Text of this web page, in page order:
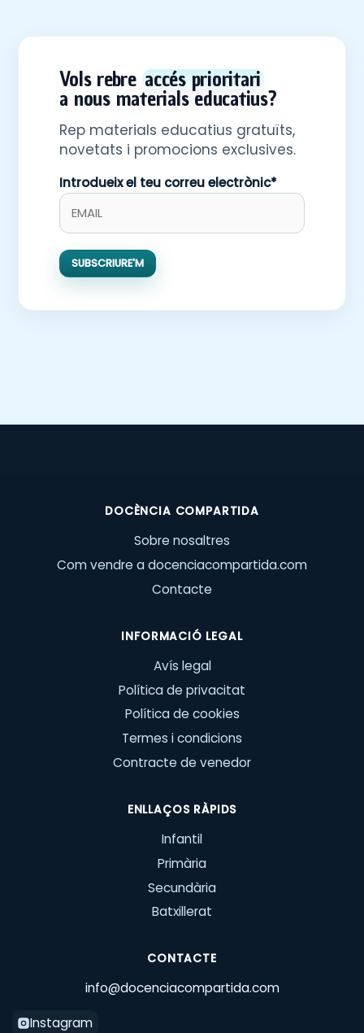
Vols rebre accés prioritari
a nous materials educatius?
Rep materials educatius gratuïts,
novetats i promocions exclusives.
Introdueix el teu correu electrònic*
SUBSCRIURE'M
DOCÈNCIA COMPARTIDA
Sobre nosaltres
Com vendre a docenciacompartida.com
Contacte
INFORMACIÓ LEGAL
Avís legal
Política de privacitat
Política de cookies
Termes i condicions
Contracte de venedor
ENLLAÇOS RÀPIDS
Infantil
Primària
Secundària
Batxillerat
CONTACTE
info@docenciacompartida.com
Instagram